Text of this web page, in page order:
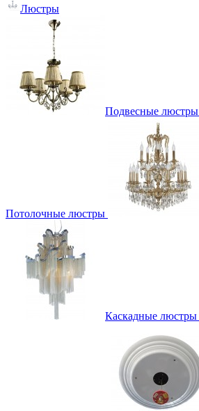
Люстры
Подвесные люстры
Потолочные люстры
Каскадные люстры